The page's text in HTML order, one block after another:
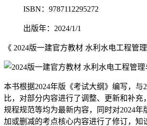
ISBN：9787112295272
出版年：2024/1/1
《 2024版一建官方教材 水利水电工程管
本书根据2024年版《考试大纲》编写，与
比，对部分内容进行了调整、更新和补充
规程规范等均为最新内容，同时对2024年
加或删减的考点核心内容进行了修订，知